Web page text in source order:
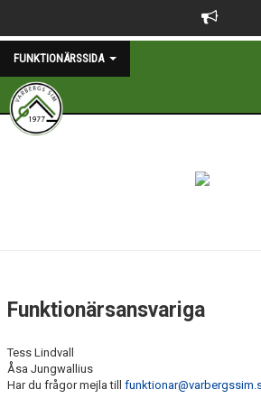
FUNKTIONÄRSSIDA
FUNKTIONÄRER
Funktionärsansvariga
Tess Lindvall
Åsa Jungwallius
Har du frågor mejla till